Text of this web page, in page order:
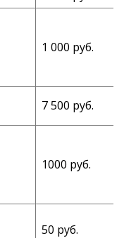
1 000 руб.
7 500 руб.
1000 руб.
50 руб.